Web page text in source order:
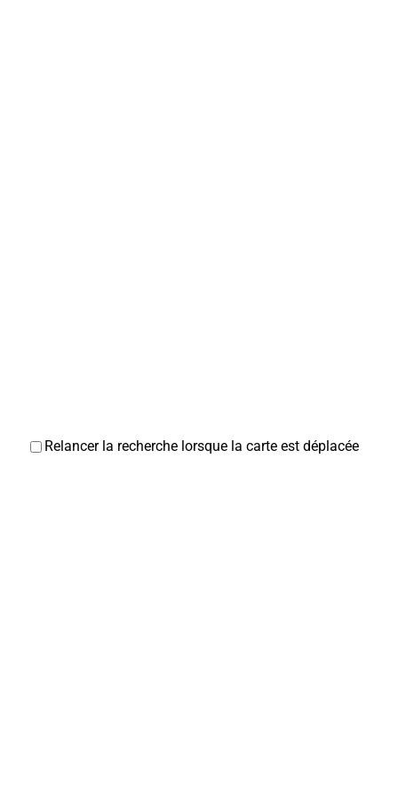
Relancer la recherche lorsque la carte est déplacée